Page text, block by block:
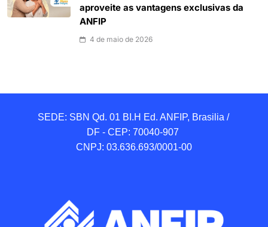
aproveite as vantagens exclusivas da
ANFIP
4 de maio de 2026
SEDE: SBN Qd. 01 BI.H Ed. ANFIP, Brasilia /
DF - CEP: 70040-907
CNPJ: 03.636.693/0001-00